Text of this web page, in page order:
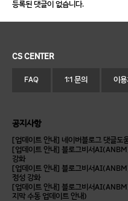
등록된 댓글이 없습니다.
CS CENTER
FAQ 1:1 문의 이용
공지사항
[업데이트 안내] 네이버블로그 댓글도
[업데이트 안내] 블로그비서
강화
[업데이트 안내] 블로그비서
정성 강화
[업데이트 안내] 블로그비서
지막 수동 업데이트 안내)